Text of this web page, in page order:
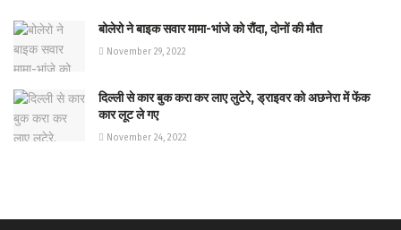
बोलेरो ने बाइक सवार मामा-भांजे को रौंदा, दोनों की मौत
November 29, 2022
दिल्ली से कार बुक करा कर लाए लुटेरे, ड्राइवर को अछनेरा में फेंक
कार लूट ले गए
November 24, 2022